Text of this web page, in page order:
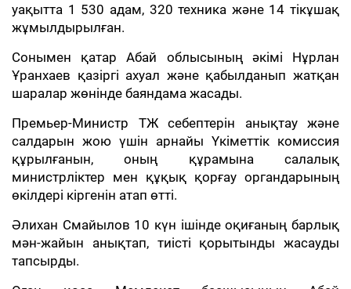
уақытта 1 530 адам, 320 техника және 14 тікұшақ
жұмылдырылған.
Сонымен қатар Абай облысының әкімі Нұрлан
Ұранхаев қазіргі ахуал және қабылданып жатқан
шаралар жөнінде баяндама жасады.
Премьер-Министр ТЖ себептерін анықтау және
салдарын жою үшін арнайы Үкіметтік комиссия
құрылғанын, оның құрамына салалық
министрліктер мен құқық қорғау органдарының
өкілдері кіргенін атап өтті.
Әлихан Смайылов 10 күн ішінде оқиғаның барлық
мән-жайын анықтап, тиісті қорытынды жасауды
тапсырды.